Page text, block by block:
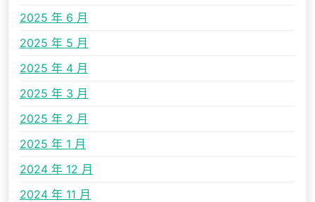
2025 年 6 月
2025 年 5 月
2025 年 4 月
2025 年 3 月
2025 年 2 月
2025 年 1 月
2024 年 12 月
2024 年 11 月